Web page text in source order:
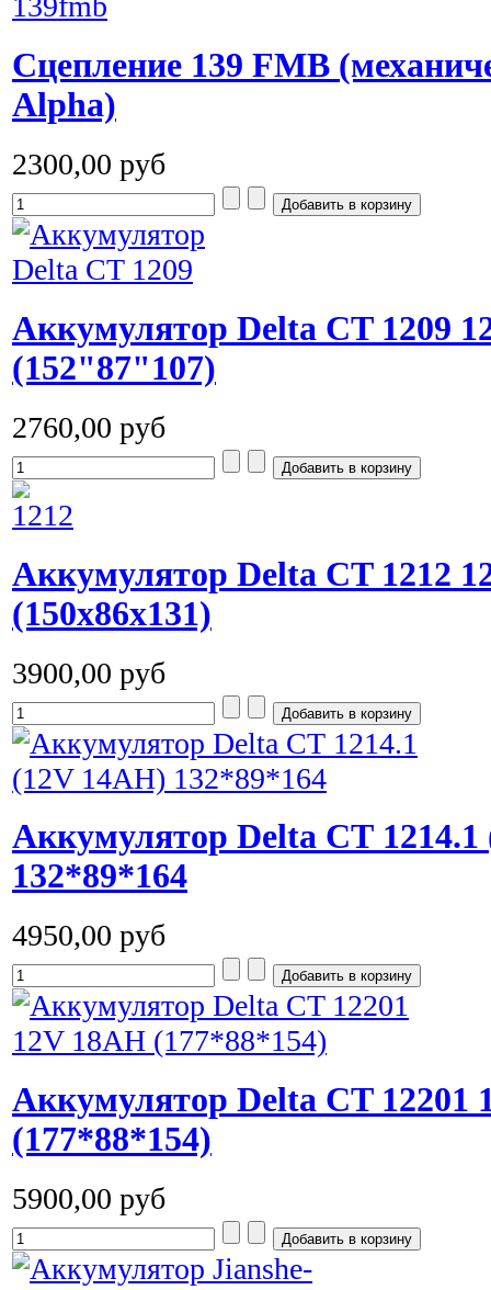
Cцепление 139 FMB
Alpha)
2300,00 руб
Аккумулятор Delta CT 1209
(152"87"107)
2760,00 руб
Аккумулятор Delta СT 1212
(150x86x131)
3900,00 руб
Аккумулятор Delta СТ 1214.1
132*89*164
4950,00 руб
Аккумулятор Delta CT 12201
(177*88*154)
5900,00 руб